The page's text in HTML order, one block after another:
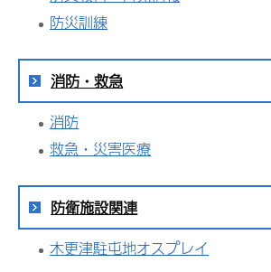
防災訓練
消防・救急
消防
救急・災害医療
防衛施設関連
木更津駐屯地オスプレイ